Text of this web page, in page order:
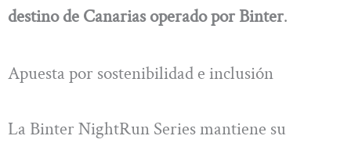
destino de Canarias operado por Binter.
Apuesta por sostenibilidad e inclusión
La Binter NightRun Series mantiene su